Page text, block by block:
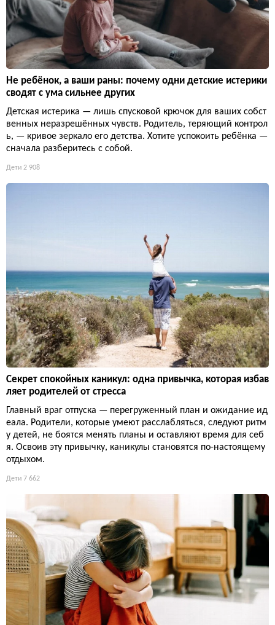
Не ребёнок, а ваши раны: почему одни детские истерики
сводят с ума сильнее других
Детская истерика — лишь спусковой крючок для ваших собст
венных неразрешённых чувств. Родитель, теряющий контрол
ь, — кривое зеркало его детства. Хотите успокоить ребёнка —
сначала разберитесь с собой.
Дети 2 908
Секрет спокойных каникул: одна привычка, которая избав
ляет родителей от стресса
Главный враг отпуска — перегруженный план и ожидание ид
еала. Родители, которые умеют расслабляться, следуют ритм
у детей, не боятся менять планы и оставляют время для себ
я. Освоив эту привычку, каникулы становятся по-настоящему
отдыхом.
Дети 7 662